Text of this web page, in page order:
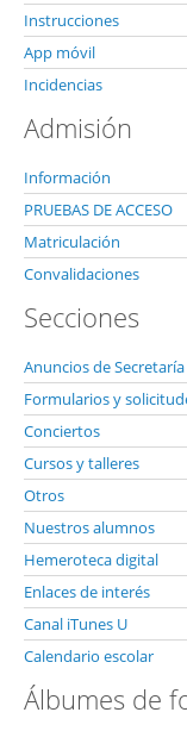
Instrucciones
App móvil
Incidencias
Admisión
Información
PRUEBAS DE ACCESO
Matriculación
Convalidaciones
Secciones
Anuncios de Secretaría
Formularios y
Conciertos
Cursos y talleres
Otros
Nuestros alumnos
Hemeroteca digital
Enlaces de interés
Canal iTunes U
Calendario escolar
Álbumes de